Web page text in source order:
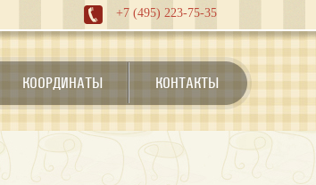
+7 (495) 223-75-35
КООРДИНАТЫ КОНТАКТЫ